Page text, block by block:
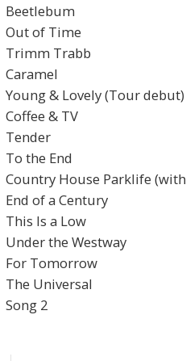
Beetlebum
Out of Time
Trimm Trabb
Caramel
Young & Lovely (Tour debut)
Coffee & TV
Tender
To the End
Country House Parklife
End of a Century
This Is a Low
Under the Westway
For Tomorrow
The Universal
Song 2